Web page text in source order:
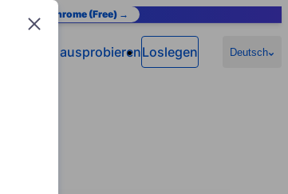
Add to Chrome (Free) →
Jetzt ausprobierenLoslegen Deutsch
Close